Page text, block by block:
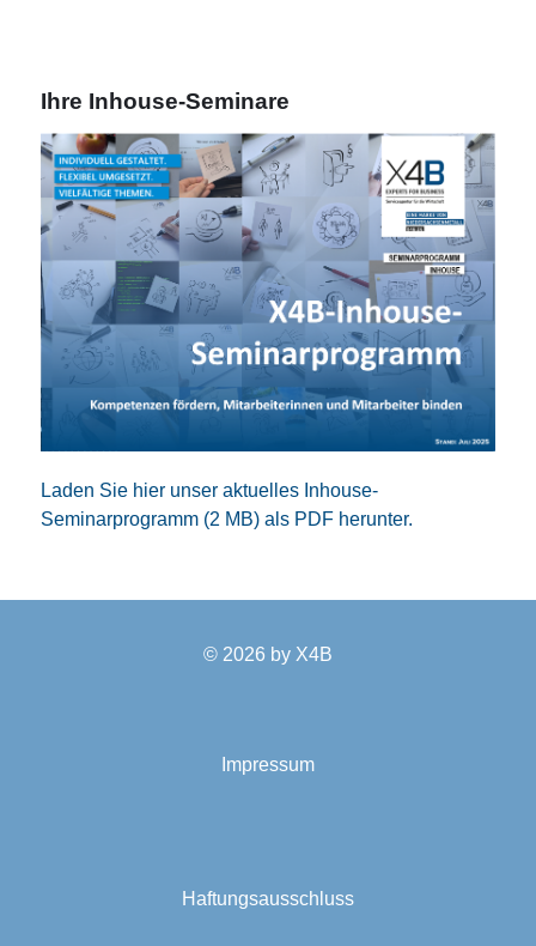
Ihre Inhouse-Seminare
Laden Sie hier unser aktuelles Inhouse-
Seminarprogramm (2 MB) als PDF herunter.
© 2026 by X4B
Impressum
Haftungsausschluss